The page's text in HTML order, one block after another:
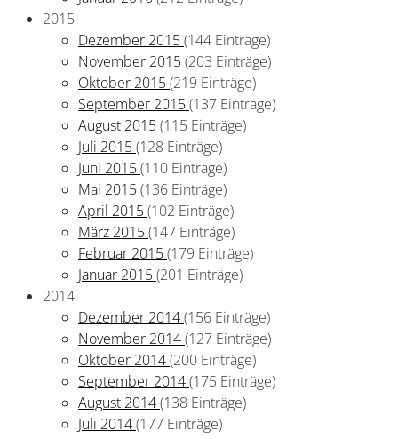
2015
Dezember 2015(144 Einträge)
November 2015(203 Einträge)
Oktober 2015(219 Einträge)
September 2015(137 Einträge)
August 2015(115 Einträge)
Juli 2015(128 Einträge)
Juni 2015(110 Einträge)
Mai 2015(136 Einträge)
April 2015(102 Einträge)
März 2015(147 Einträge)
Februar 2015(179 Einträge)
Januar 2015(201 Einträge)
2014
Dezember 2014(156 Einträge)
November 2014(127 Einträge)
Oktober 2014(200 Einträge)
September 2014(175 Einträge)
August 2014(138 Einträge)
Juli 2014(177 Einträge)